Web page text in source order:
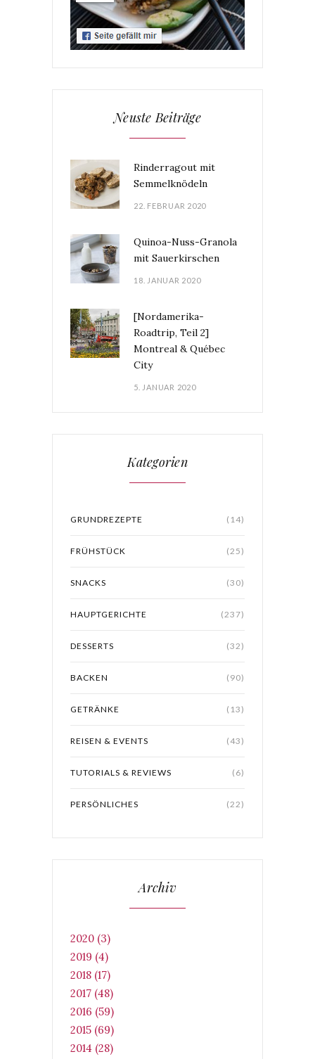
Neuste Beiträge
Rinderragout mit
Semmelknödeln
22. FEBRUAR 2020
Quinoa-Nuss-Granola
mit Sauerkirschen
18. JANUAR 2020
[Nordamerika-
Roadtrip, Teil 2]
Montreal & Québec
City
5. JANUAR 2020
Kategorien
GRUNDREZEPTE (14)
FRÜHSTÜCK (25)
SNACKS (30)
HAUPTGERICHTE (237)
DESSERTS (32)
BACKEN (90)
GETRÄNKE (13)
REISEN & EVENTS (43)
TUTORIALS & REVIEWS (6)
PERSÖNLICHES (22)
Archiv
2020 (3)
2019 (4)
2018 (17)
2017 (48)
2016 (59)
2015 (69)
2014 (28)